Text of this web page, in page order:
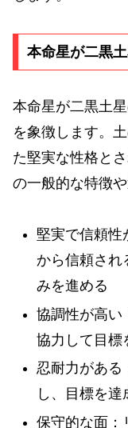
本命星が二黒
本命星が二黒土
を象徴します。
た堅実な性格と
の一般的な特徴や
堅実で信頼性
から信頼され
みを進める
協調性が高い
協力して目標
忍耐力がある
し、目標を
保守的な面：